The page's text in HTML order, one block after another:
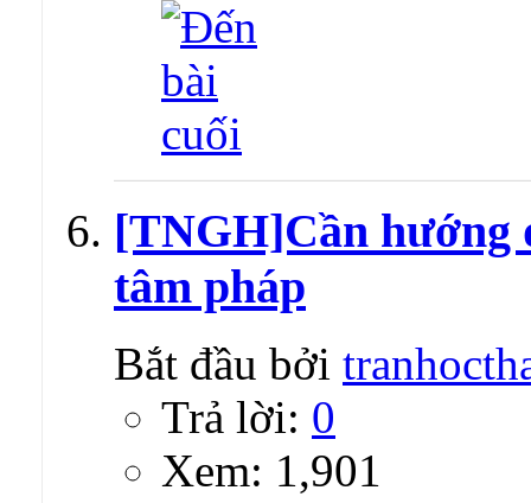
[TNGH]Cần hướng
tâm pháp
Bắt đầu bởi
Trả lời: 0
Xem: 1,901